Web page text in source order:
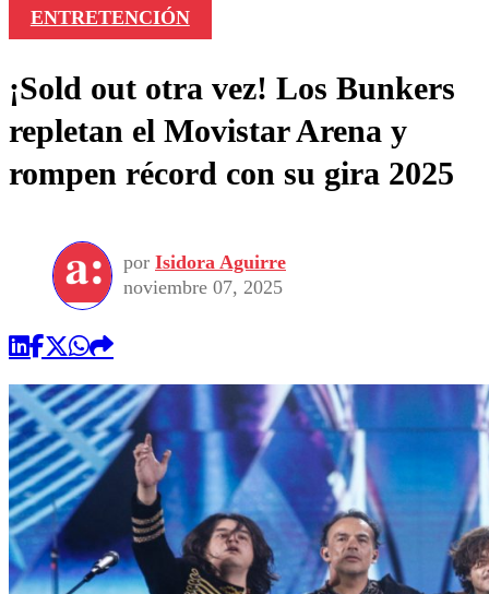
ENTRETENCIÓN
¡Sold out otra vez! Los Bunkers
repletan el Movistar Arena y
rompen récord con su gira 2025
por Isidora Aguirre
noviembre 07, 2025